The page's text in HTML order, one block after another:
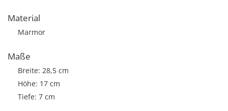
Material
Marmor
Maße
Breite: 28,5 cm
Höhe: 17 cm
Tiefe: 7 cm